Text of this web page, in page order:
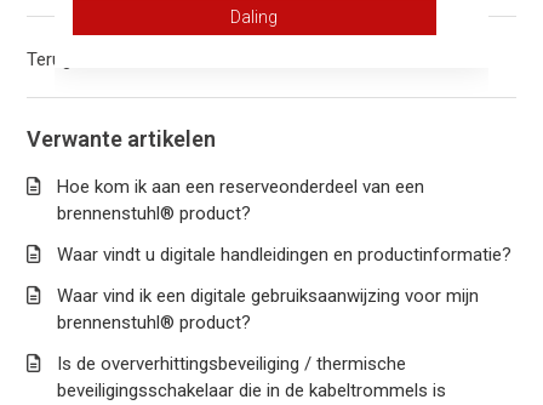
Terug naar boven
Verwante artikelen
Hoe kom ik aan een reserveonderdeel van een
brennenstuhl® product?
Waar vindt u digitale handleidingen en productinformatie?
Waar vind ik een digitale gebruiksaanwijzing voor mijn
brennenstuhl® product?
Is de oververhittingsbeveiliging / thermische
beveiligingsschakelaar die in de kabeltrommels is
Daling